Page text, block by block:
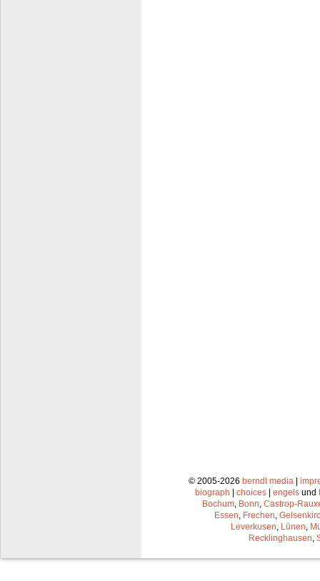
© 2005-2026 berndt media |
biograph | choices | engels und
Bochum Bonn Castrop-
Essen Frechen
Leverkusen Lünen
Recklinghausen